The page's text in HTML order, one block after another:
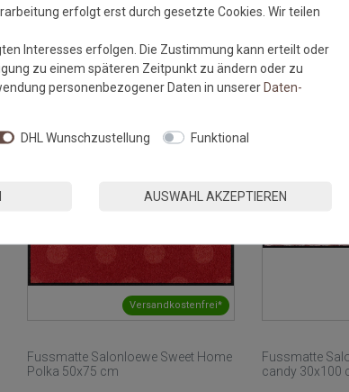
Grundpreis:32,95 €/Stück
ZUM PRODUKT
inkl.
Versandkostenfrei*
Fussmatte Salonloewe Sweet Home
Polka 50x75 cm
Fussmatte
candy 30x100
erfolgt erst durch gesetzte Cookies. Wir teilen
Interesses erfolgen. Die Zustimmung kann erteilt oder
zu einem späteren Zeitpunkt zu ändern oder zu
personenbezogener Daten in unsererDaten­
DHL Wunschzustellung Funktional
AUSWAHL AKZEPTIEREN